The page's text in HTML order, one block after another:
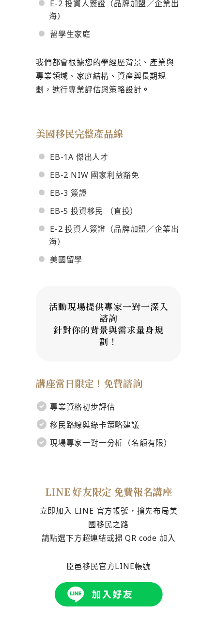
E-2 投資人簽證（品牌加盟／企業出
海）
留學生家庭
我們都會根據您的學經歷背景、產業與
專業領域、家庭結構、資產與長期規
劃，進行專業評估與策略設計 。
美國移民完整產品線
EB-1A 傑出人才
EB-2 NIW 國家利益豁免
EB-3 簽證
EB-5 投資移民 （直投）
E-2 投資人簽證（品牌加盟／企業出
海）
美國留學
活動現場提供專家一對一深入
諮詢
針對你的背景與需求量身規
劃！
講座當日限定！免費諮詢
專業資格初步評估
移民路線與綠卡策略建議
現場專家一對一分析（名額有限）
LINE 好友限定 免費報名講座
立即加入 LINE 官方帳號，搶先布局美
國移民之路
請點選下方超連結或掃 QR code 加入
臣邑移民官方LINE帳號